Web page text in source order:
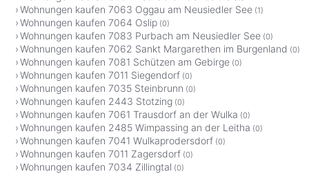
Wohnungen kaufen 7063 Oggau am Neusiedler See (1)
Wohnungen kaufen 7064 Oslip (0)
Wohnungen kaufen 7083 Purbach am Neusiedler See (0)
Wohnungen kaufen 7062 Sankt Margarethen im Burgenland (0)
Wohnungen kaufen 7081 Schützen am Gebirge (0)
Wohnungen kaufen 7011 Siegendorf (0)
Wohnungen kaufen 7035 Steinbrunn (0)
Wohnungen kaufen 2443 Stotzing (0)
Wohnungen kaufen 7061 Trausdorf an der Wulka (0)
Wohnungen kaufen 2485 Wimpassing an der Leitha (0)
Wohnungen kaufen 7041 Wulkaprodersdorf (0)
Wohnungen kaufen 7011 Zagersdorf (0)
Wohnungen kaufen 7034 Zillingtal (0)